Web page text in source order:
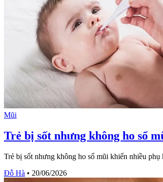
Mũi
Trẻ bị sốt nhưng không ho sổ
Trẻ bị sốt nhưng không ho sổ mũi khiến nhiều
Đỗ Hà • 20/06/2026